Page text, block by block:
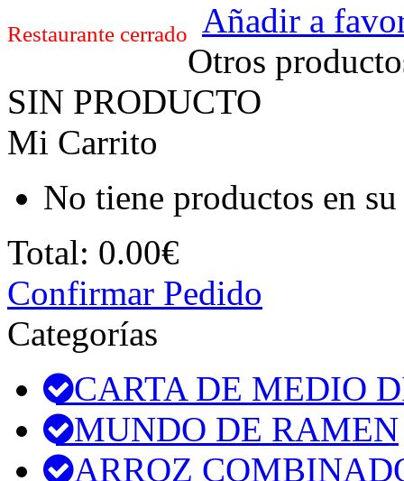
Restaurante cerrado
Añadir a
Otros
SIN PRODUCTO
Mi Carrito
No tiene productos en
Total: 0.00€
Confirmar Pedido
Categorías
CARTA DE MEDIO
MUNDO DE RAMEN
ARROZ